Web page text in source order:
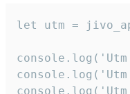
let utm =